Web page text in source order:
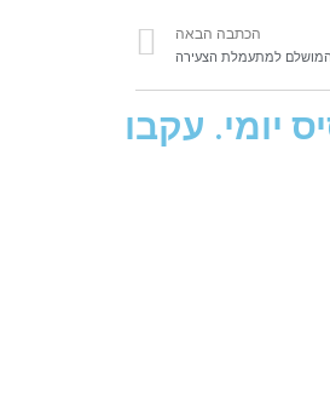
הכתבה הבאה
למתעמלת הצעירה
יומי. עקבו